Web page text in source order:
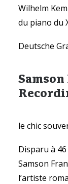
Wilhelm
du piano du
Deutsche
le chic
Disparu à
Samson
l’artiste